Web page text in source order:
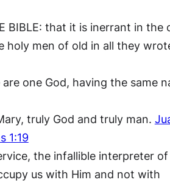
BIBLE: that it is inerrant in the
holy men of old in all they
one God, having the same
truly God and truly man.
1:19
the infallible interpreter
us with Him and not with